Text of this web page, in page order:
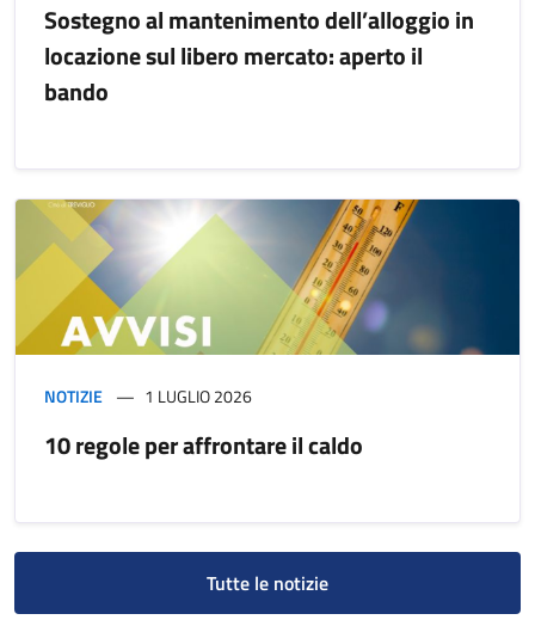
Sostegno al mantenimento dell’alloggio in
locazione sul libero mercato: aperto il
bando
NOTIZIE 1 LUGLIO 2026
10 regole per affrontare il caldo
Tutte le notizie